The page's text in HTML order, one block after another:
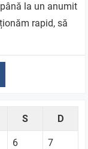
la un anumit
rapid, să
S D
6 7